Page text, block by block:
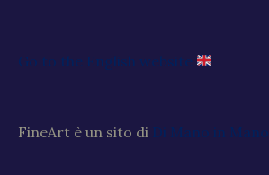
Go to the English website
FineArt è un sito di Di Mano in Mano